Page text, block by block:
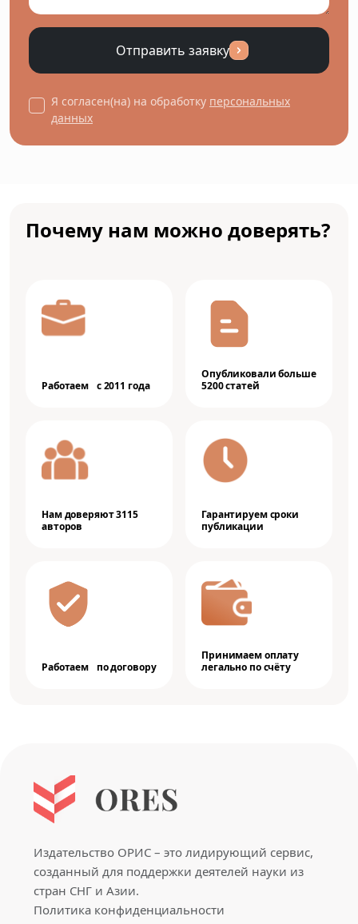
Отправить заявку
Я согласен(на) на обработку персональных
данных
Почему нам можно доверять?
Работаем с 2011 года
Опубликовали больше
5200 статей
Нам доверяют 3115
авторов
Гарантируем сроки
публикации
Работаем по договору
Принимаем оплату
легально по счёту
Издательство ОРИС – это лидирующий сервис,
созданный для поддержки деятелей науки из
стран СНГ и Азии.
Политика конфиденциальности